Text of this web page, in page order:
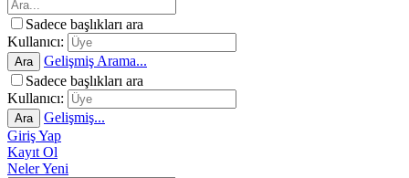
Sadece başlıkları ara
Kullanıcı:
Ara
Gelişmiş Arama...
Sadece başlıkları ara
Kullanıcı:
Ara
Gelişmiş...
Giriş Yap
Kayıt Ol
Neler Yeni